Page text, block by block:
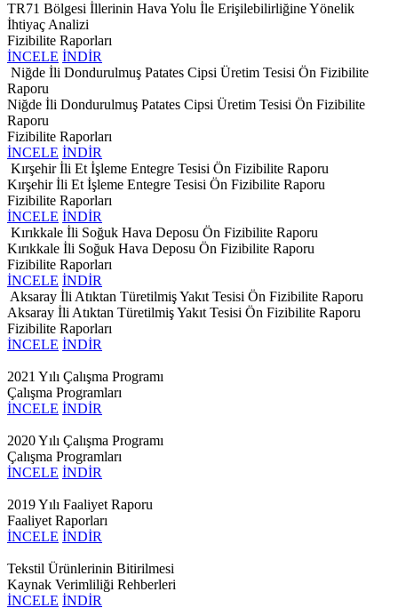
TR71 Bölgesi İllerinin Hava Yolu İle Erişilebilirliğine Yönelik
İhtiyaç Analizi
Fizibilite Raporları
İNCELE İNDİR
Niğde İli Dondurulmuş Patates Cipsi Üretim Tesisi Ön Fizibilite
Raporu
Niğde İli Dondurulmuş Patates Cipsi Üretim Tesisi Ön Fizibilite
Raporu
Fizibilite Raporları
İNCELE İNDİR
Kırşehir İli Et İşleme Entegre Tesisi Ön Fizibilite Raporu
Kırşehir İli Et İşleme Entegre Tesisi Ön Fizibilite Raporu
Fizibilite Raporları
İNCELE İNDİR
Kırıkkale İli Soğuk Hava Deposu Ön Fizibilite Raporu
Kırıkkale İli Soğuk Hava Deposu Ön Fizibilite Raporu
Fizibilite Raporları
İNCELE İNDİR
Aksaray İli Atıktan Türetilmiş Yakıt Tesisi Ön Fizibilite Raporu
Aksaray İli Atıktan Türetilmiş Yakıt Tesisi Ön Fizibilite Raporu
Fizibilite Raporları
İNCELE İNDİR
2021 Yılı Çalışma Programı
Çalışma Programları
İNCELE İNDİR
2020 Yılı Çalışma Programı
Çalışma Programları
İNCELE İNDİR
2019 Yılı Faaliyet Raporu
Faaliyet Raporları
İNCELE İNDİR
Tekstil Ürünlerinin Bitirilmesi
Kaynak Verimliliği Rehberleri
İNCELE İNDİR